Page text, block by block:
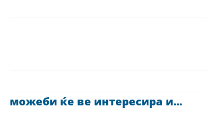
можеби ќе ве интересира и...